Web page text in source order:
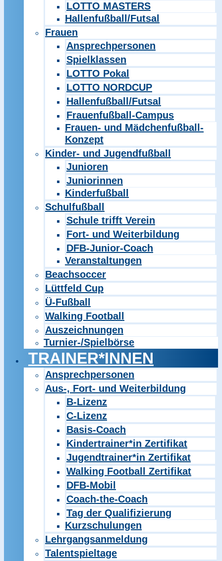
LOTTO MASTERS
Hallenfußball/Futsal
Frauen
Ansprechpersonen
Spielklassen
LOTTO Pokal
LOTTO NORDCUP
Hallenfußball/Futsal
Frauenfußball-Campus
Frauen- und Mädchenfußball-
Konzept
Kinder- und Jugendfußball
Junioren
Juniorinnen
Kinderfußball
Schulfußball
Schule trifft Verein
Fort- und Weiterbildung
DFB-Junior-Coach
Veranstaltungen
Beachsoccer
Lüttfeld Cup
Ü-Fußball
Walking Football
Auszeichnungen
Turnier-/Spielbörse
TRAINER*INNEN
Ansprechpersonen
Aus-, Fort- und Weiterbildung
B-Lizenz
C-Lizenz
Basis-Coach
Kindertrainer*in Zertifikat
Jugendtrainer*in Zertifikat
Walking Football Zertifikat
DFB-Mobil
Coach-the-Coach
Tag der Qualifizierung
Kurzschulungen
Lehrgangsanmeldung
Talentspieltage